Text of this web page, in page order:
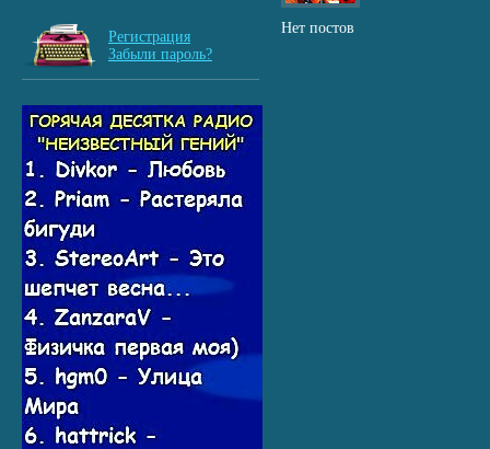
Нет постов
Регистрация
Забыли пароль?